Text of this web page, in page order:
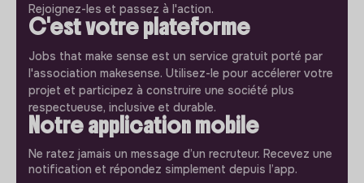
Rejoignez-les et passez à l'action.
C'est votre plateforme
Jobs that make sense est un service gratuit porté par
l'association makesense. Utilisez-le pour accélerer votre
projet et participez à construire une société plus
respectueuse, inclusive et durable.
Notre application mobile
Ne ratez jamais un message d’un recruteur. Recevez une
notification et répondez simplement depuis l’app.